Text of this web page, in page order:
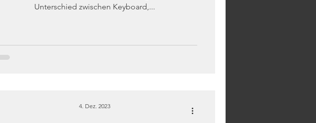
Unterschied zwischen Keyboard,...
4. Dez. 2023